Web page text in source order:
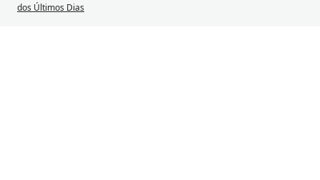
dos Últimos Dias